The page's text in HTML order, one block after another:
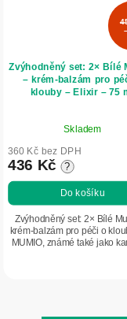
Zvýhodněný set: 2× Bílé
– krém-balzám pro
klouby – Elixir – 75
hodnocení
produktu
je
5,0
z
hvězdiček.
Skladem
360 Kč bez DPH
436 Kč ?
Do košíku
Zvýhodněný set: 2× Bílé
krém-balzám pro péči o
MUMIO, známé také jako